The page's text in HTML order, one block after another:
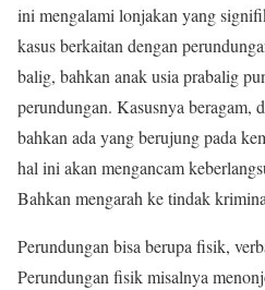
ini mengalami lonjakan yang
kasus berkaitan dengan
balig, bahkan anak usia prabalig
perundungan. Kasusnya beragam,
bahkan ada yang berujung pada
hal ini akan mengancam
Bahkan mengarah ke tindak
Perundungan bisa berupa fisik,
Perundungan fisik misalnya